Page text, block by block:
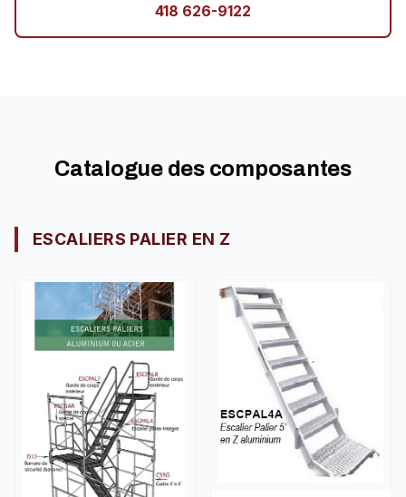
418 626-9122
Catalogue des composantes
ESCALIERS PALIER EN Z